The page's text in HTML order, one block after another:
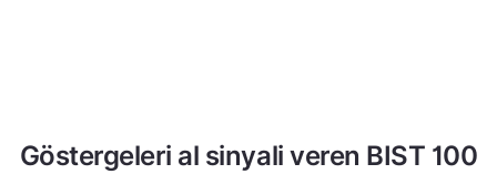
Göstergeleri al sinyali veren BIST 100